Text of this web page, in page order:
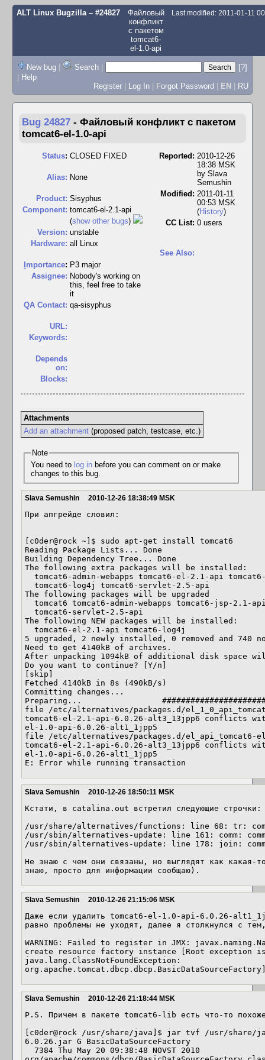
ALT Linux Bugzilla– #24827
Файловый
конфликт
с пакетом
tomcat6-
el-1.0-api
Last modified: 2011-01-11
New bug | Search |
[?]
| Help
Register | Log In | Forgot Password | EN | RU
Bug 24827 - Файловый конфликт с пакетом
tomcat6-el-1.0-api
Status: CLOSED FIXED
Alias: None
Product: Sisyphus
Component: tomcat6-el-2.1-api
(show other bugs)
Version: unstable
Hardware: all Linux
mportance: P3 major
Assignee: Nobody's working on
this, feel free to take
it
QA Contact: qa-sisyphus
URL:
Keywords:
Depends
on:
Blocks:
Reported: 2010-12-26
18:38 MSK
by Slava
Semushin
Modified: 2011-01-11
00:53 MSK
(History)
CC List: 0 users
See Also:
Attachments
Add an attachment(proposed patch, testcase, etc.)
Note
You need to log inbefore you can comment on or make
changes to this bug.
Slava Semushin 2010-12-26 18:38:49 MSK
При апгрейде словил:
[c0der@rock ~]$ sudo apt-get install tomcat6
Reading Package Lists... Done
Building Dependency Tree... Done
The following extra packages will be installed:
The following packages will be upgraded
The following NEW packages will be installed:
5 upgraded, 2 newly installed, 0 removed and 740
Need to get 4140kB of archives.
After unpacking 1094kB of additional disk space
Do you want to continue? [Y/n]
[skip]
Fetched 4140kB in
Committing changes...
Preparing...
file /etc/alternatives/packages.d/
tomcat6-el-2.1-api-6.0.26-alt3_13jpp6 conflicts
el-1.0-api-6.0.26-alt1_1jpp5
file /etc/alternatives/packages.d/
tomcat6-el-2.1-api-6.0.26-alt3_13jpp6 conflicts
el-1.0-api-6.0.26-alt1_1jpp5
E: Error while running transaction
Slava Semushin 2010-12-26 18:50:11 MSK
Кстати, в catalina.out встретил следующие строчки:
/usr/share/alternatives/functions: line 68: tr:
/usr/sbin/alternatives-update: line 161: comm:
/usr/sbin/alternatives-update: line 178: join:
Не знаю с чем они связаны, но выглядят как какая-
знаю, просто для информации сообщаю).
Slava Semushin 2010-12-26 21:15:06 MSK
Даже если удалить tomcat6-el-1.0-api-6.0.26-
равно проблемы не уходят, далее я столкнулся с
WARNING: Failed to register in JMX:
create resource factory instance [Root exception
java.lang.ClassNotFoundException:
Slava Semushin 2010-12-26 21:18:44 MSK
P.S. Причем в пакете tomcat6-lib есть что-то
[c0der@rock /usr/share/java]$ jar tvf /usr/share/
6.0.26.jar G BasicDataSourceFactory